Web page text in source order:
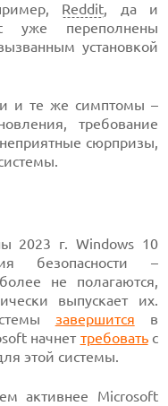
Reddit, да и
уже переполнены
установкой
и те же симптомы –
требование
сюрпризы,
2023 г. Windows 10
безопасности –
не полагаются,
выпускает их.
завершится в
начнет требоватьс
этой системы.
активнее Microsoft